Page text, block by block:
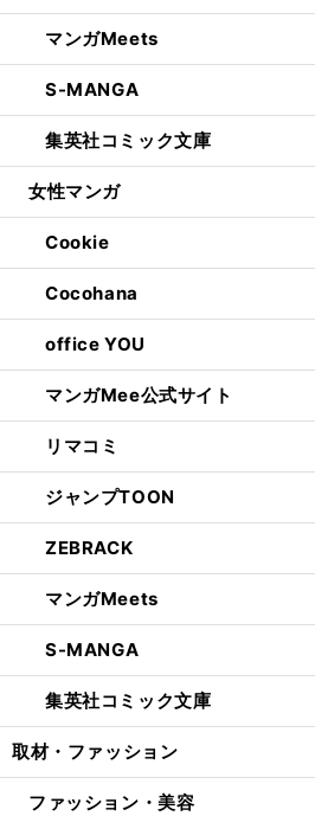
マンガMeets
S-MANGA
集英社コミック文庫
女性マンガ
Cookie
Cocohana
office YOU
マンガMee公式サイト
リマコミ
ジャンプTOON
ZEBRACK
マンガMeets
S-MANGA
集英社コミック文庫
取材・ファッション
ファッション・美容